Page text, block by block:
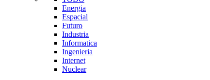
Energia
Espacial
Futuro
Industria
Informatica
Ingenieria
Internet
Nuclear